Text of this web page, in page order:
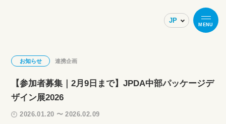
MENU
お知らせ 連携企画
【参加者募集｜2月9日まで】JPDA中部パッケージデ
ザイン展2026
2026.01.20 〜 2026.02.09